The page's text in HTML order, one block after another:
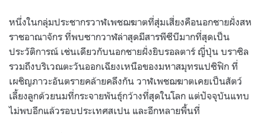
หนึ่งในกลุ่มประชากรวาฬเพชฌฆาตที่สุ่มเสี่ยงคือนอกชายฝั่งสห
ราชอาณาจักร ที่พบซากวาฬล่าสุดมีสารพีซีบีมากที่สุดเป็น
ประวัติการณ์ เช่นเดียวกับนอกชายฝั่งยิบรอลตาร์ ญี่ปุ่น บราซิล
รวมถึงบริเวณตะวันออกเฉียงเหนือของมหาสมุทรแปซิฟิก ที่
เผชิญภาวะอันตรายคล้ายคลึงกัน วาฬเพชฌฆาตเคยเป็นสัตว์
เลี้ยงลูกด้วยนมที่กระจายพันธุ์กว้างที่สุดในโลก แต่ปัจจุบันแทบ
ไม่พบอีกแล้วรอบประเทศสเปน และอีกหลายพื้นที่